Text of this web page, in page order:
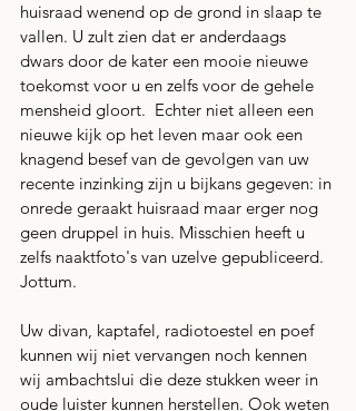
huisraad wenend op de grond in slaap te
vallen. U zult zien dat er anderdaags
dwars door de kater een mooie nieuwe
toekomst voor u en zelfs voor de gehele
mensheid gloort.  Echter niet alleen een
nieuwe kijk op het leven maar ook een
knagend besef van de gevolgen van uw
recente inzinking zijn u bijkans gegeven: in
onrede geraakt huisraad maar erger nog
geen druppel in huis. Misschien heeft u
zelfs naaktfoto's van uzelve gepubliceerd.
Jottum.
Uw divan, kaptafel, radiotoestel en poef
kunnen wij niet vervangen noch kennen
wij ambachtslui die deze stukken weer in
oude luister kunnen herstellen. Ook weten